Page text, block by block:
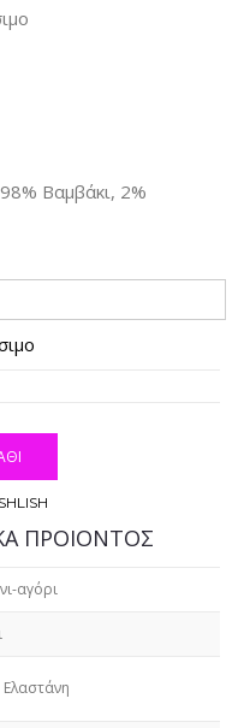
Βαμβάκι, 2%
ΠΡΟΙΟΝΤΟΣ
αγόρι